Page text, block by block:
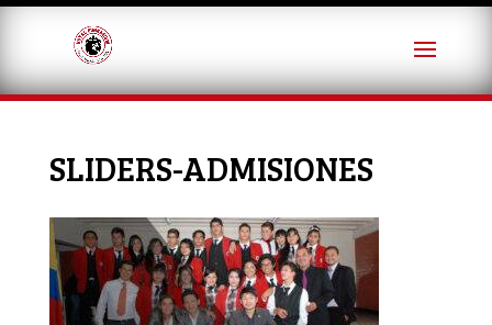
SLIDERS-ADMISIONES